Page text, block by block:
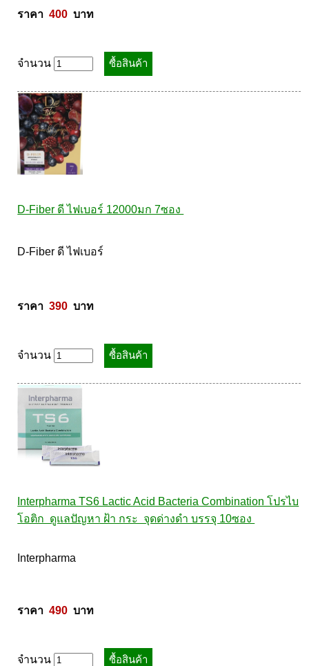
ราคา 400
  บาท
จำนวน
D-Fiber ดี ไฟเบอร์ 12000มก 7ซอง
D-Fiber ดี ไฟเบอร์
ราคา 390
  บาท
จำนวน
Interpharma TS6 Lactic Acid Bacteria Combination โปรไบ
โอติก  ดูแลปัญหา ฝ้า กระ  จุดด่างดำ บรรจุ 10ซอง
Interpharma
ราคา 490
  บาท
จำนวน